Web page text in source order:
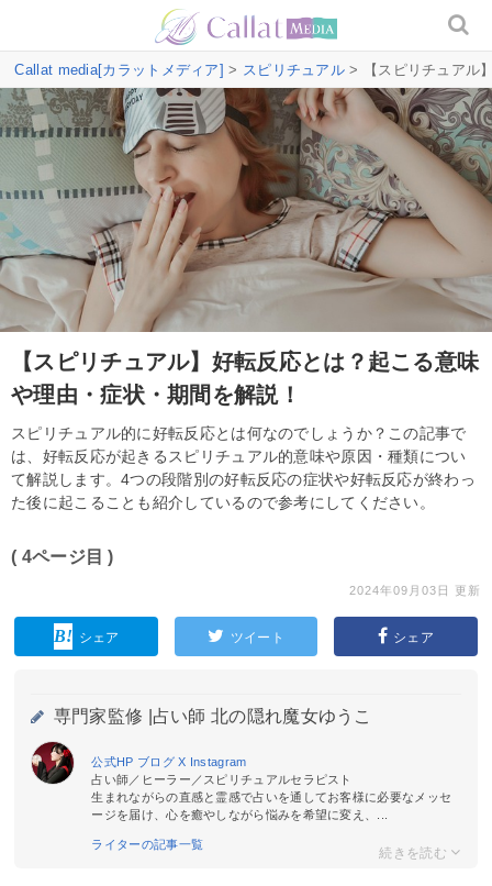
Callat media[カラットメディア] > スピリチュアル > 【スピリチュアル
【スピリチュアル】好転反応とは？起こる意味
や理由・症状・期間を解説！
スピリチュアル的に好転反応とは何なのでしょうか？この記事で
は、好転反応が起きるスピリチュアル的意味や原因・種類につい
て解説します。4つの段階別の好転反応の症状や好転反応が終わっ
た後に起こることも紹介しているので参考にしてください。
( 4ページ目 )
2024年09月03日 更新
シェア ツイート シェア
専門家監修 | 占い師 北の隠れ魔女ゆうこ
公式HP ブログX Instagram
占い師／ヒーラー／スピリチュアルセラピスト
生まれながらの直感と霊感で占いを通してお客様に必要なメッセ
ージを届け、心を癒やしながら悩みを希望に変え、...
ライターの記事一覧